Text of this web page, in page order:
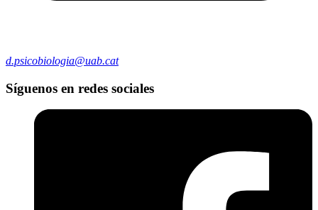
d.psicobiologia@uab.cat
Síguenos en redes sociales